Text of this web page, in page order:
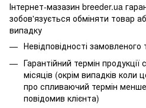
Інтернет-мазазин breeder.ua
зобов'язується обміняти товар
випадку
Невідповідності
Гарантійний термін
місяців (окрім випадків
про спливаючий термін
повідомив клієнта)